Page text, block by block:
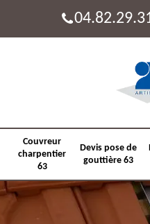
Couvreur
charpentier
63
Devis pose de
gouttière 63